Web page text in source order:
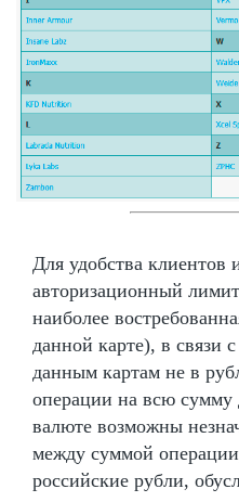
Для удобства клиентов
авторизационный
наиболее
данной карте), в связи
данным картам не в
операции на всю сумму
валюте возможны
между суммой
российские рубли,